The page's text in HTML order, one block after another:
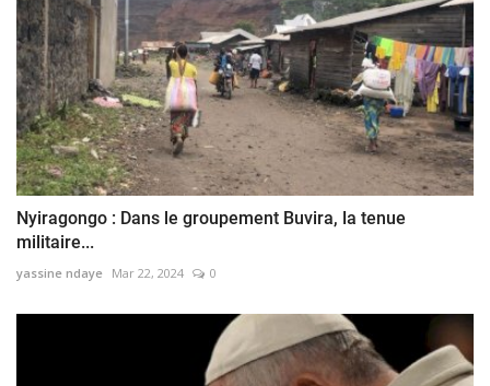
Nyiragongo : Dans le groupement Buvira, la tenue
militaire...
yassine ndaye Mar 22, 2024 0